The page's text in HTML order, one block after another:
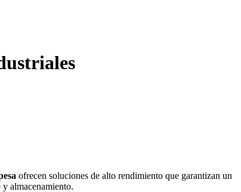
ofrecen soluciones de alto rendimiento que garantizan un
almacenamiento.